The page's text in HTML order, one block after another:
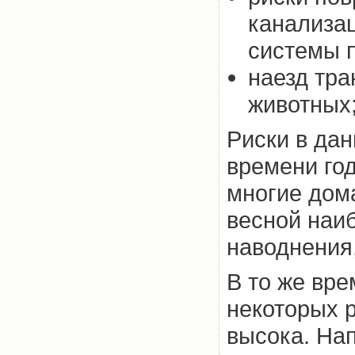
системы
наезд
Риски в
времени
многие
весной
В то же
некоторых
высока.